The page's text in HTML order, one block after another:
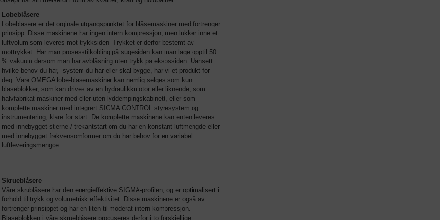
Lobeblåsere
Lobeblåsere er det orginale utgangspunktet for blåsemaskiner med fortrenger
prinsipp. Disse maskinene har ingen intern kompressjon, men lukker inne et
luftvolum som leveres mot trykksiden. Trykket er derfor bestemt av
mottrykket. Har man prosesstilkobling på sugesiden kan man lage opptil 50
% vakuum dersom man har avblåsning uten trykk på eksossiden. Uansett
hvilke behov du har, system du har eller skal bygge, har vi et produkt for
deg. Våre OMEGA lobe-blåsemaskiner kan nemlig selges som kun
blåseblokker, som kan drives av en hydraulikkmotor eller liknende, som
halvfabrikat maskiner med eller uten lyddempingskabinett, eller som
komplette maskiner med integrert SIGMA CONTROL styresystem og
instrumentering, klare for start. De komplette maskinene kan enten leveres
med innebygget stjerne-/ trekantstart om du har en konstant luftmengde eller
med innebygget frekvensomformer om du har behov for en variabel
luftleveringsmengde.
Skrueblåsere
Våre skrublåsere har den energieffektive SIGMA-profilen, og er optimalisert i
forhold til trykk og volumetrisk effektivitet. Disse maskinene er også av
fortrenger prinsippet og har en liten til moderat intern kompressjon.
Blåseblokken i våre skrueblåsere produseres derfor i to forskjellige